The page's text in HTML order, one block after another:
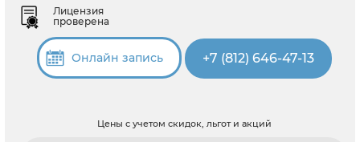
Лицензия
проверена
Онлайн запись +7 (812) 646-47-13
Цены с учетом скидок, льгот и акций